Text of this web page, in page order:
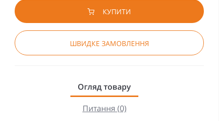
КУПИТИ
ШВИДКЕ ЗАМОВЛЕННЯ
Огляд товару
Питання (0)